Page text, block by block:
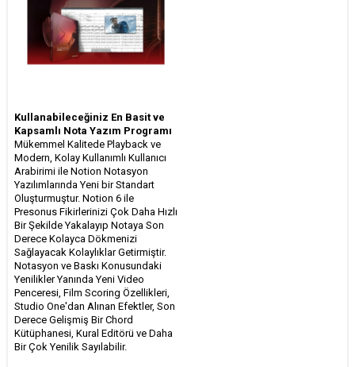
Kullanabileceğiniz En Basit ve
Kapsamlı Nota Yazım Programı
Mükemmel Kalitede Playback ve
Modern, Kolay Kullanımlı Kullanıcı
Arabirimi ile Notion Notasyon
Yazılımlarında Yeni bir Standart
Oluşturmuştur. Notion 6 ile
Presonus Fikirlerinizi Çok Daha Hızlı
Bir Şekilde Yakalayıp Notaya Son
Derece Kolayca Dökmenizi
Sağlayacak Kolaylıklar Getirmiştir.
Notasyon ve Baskı Konusundaki
Yenilikler Yanında Yeni Video
Penceresi, Film Scoring Özellikleri,
Studio One'dan Alınan Efektler, Son
Derece Gelişmiş Bir Chord
Kütüphanesi, Kural Editörü ve Daha
Bir Çok Yenilik Sayılabilir.